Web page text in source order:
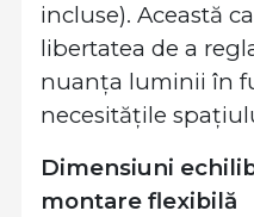
incluse). Această
libertatea de a
nuanța luminii în
necesitățile
Dimensiuni
montare flexibilă